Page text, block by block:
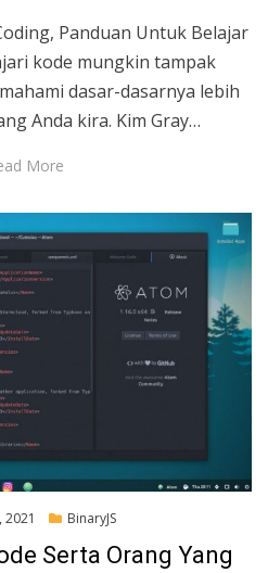
Panduan Untuk Belajar
kode mungkin tampak
dasar-dasarnya lebih
Anda kira. Kim Gray…
More
BinaryJS
Serta Orang Yang